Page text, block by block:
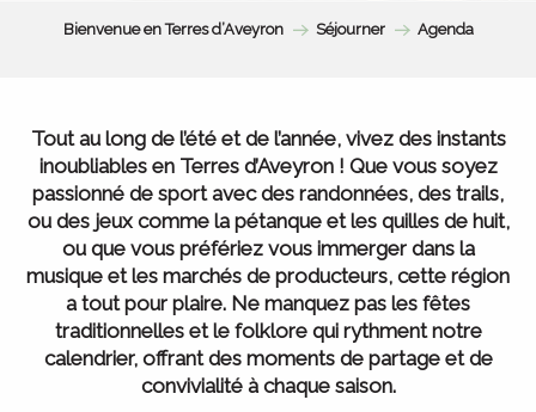
Bienvenue en Terres d’Aveyron Séjourner Agenda
Tout au long de l’été et de l’année, vivez des instants
inoubliables en Terres d’Aveyron ! Que vous soyez
passionné de sport avec des randonnées, des trails,
ou des jeux comme la pétanque et les quilles de huit,
ou que vous préfériez vous immerger dans la
musique et les marchés de producteurs, cette région
a tout pour plaire. Ne manquez pas les fêtes
traditionnelles et le folklore qui rythment notre
calendrier, offrant des moments de partage et de
convivialité à chaque saison.